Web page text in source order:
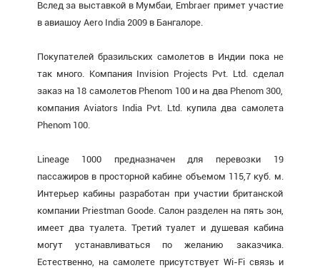
Вслед за выставкой в Мумбаи, Embraer примет участие
в авиашоу Aero India 2009 в Бангалоре.
Покупателей бразильских самолетов в Индии пока не
так много. Компания Invision Projects Pvt. Ltd. сделал
заказ на 18 самолетов Phenom 100 и на два Phenom 300,
компания Aviators India Pvt. Ltd. купила два самолета
Phenom 100.
Lineage 1000 предназначен для перевозки 19
пассажиров в просторной кабине объемом 115,7 куб. м.
Интерьер кабины разработан при участии британской
компании Priestman Goode. Салон разделен на пять зон,
имеет два туалета. Третий туалет и душевая кабина
могут устанавливаться по желанию заказчика.
Естественно, на самолете присутствует Wi-Fi связь и